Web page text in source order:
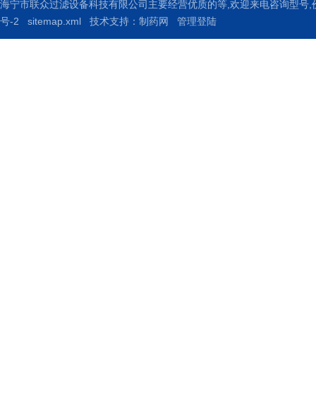
海宁市联众过滤设备科技有限公司主要经营优质的等,欢迎来电咨询型号,
号-2
sitemap.xml 技术支持： 制药网 管理登陆